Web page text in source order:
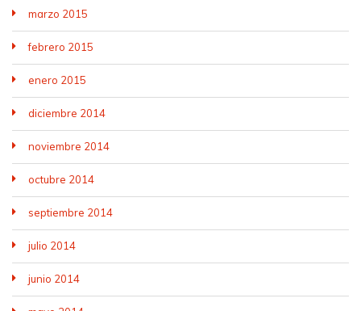
marzo 2015
febrero 2015
enero 2015
diciembre 2014
noviembre 2014
octubre 2014
septiembre 2014
julio 2014
junio 2014